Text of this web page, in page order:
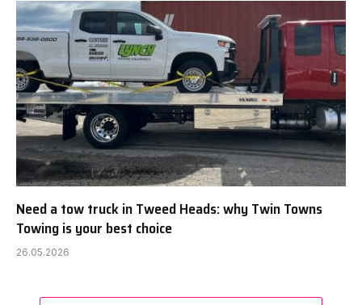
Need a tow truck in Tweed Heads: why Twin Towns
Towing is your best choice
26.05.2026